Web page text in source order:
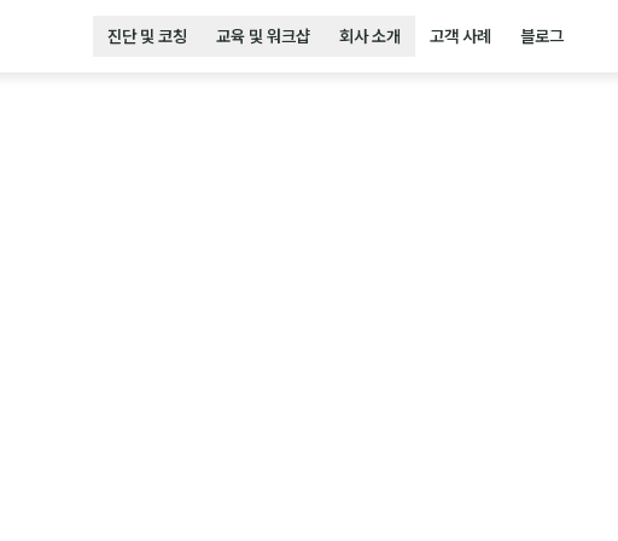
진단 및 코칭 교육 및 워크샵 회사 소개 고객 사례 블로그